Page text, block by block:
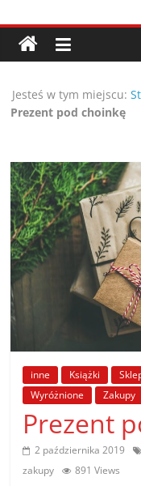
do
treści
oraz
rady
–
poznaj
te
Porady
praktyczne
porady
Jesteś w tym miejscu:
Prezent pod choinkę
inne Książki
Wyróżnione
Zakupy
Prezent
2 października 2019
zakupy 891 Views